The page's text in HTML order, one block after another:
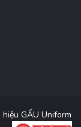
GẤU Uniform